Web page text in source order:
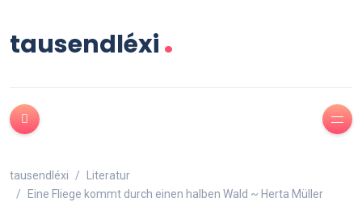
tausendléxi.
tausendléxi
Literatur
Eine Fliege kommt durch einen halben Wald ~ Herta Müller